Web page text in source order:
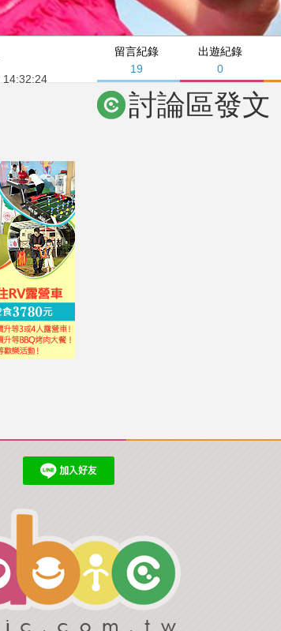
留言紀錄
19
出遊紀錄
0
14:32:24
討論區發文